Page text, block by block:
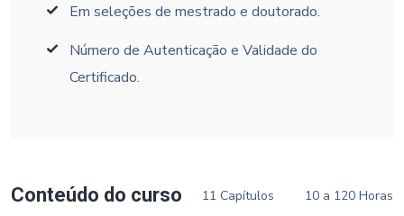
Em seleções de mestrado e doutorado.
Número de Autenticação e Validade do
Certificado.
Conteúdo do curso 11 Capítulos 10 a 120 Horas